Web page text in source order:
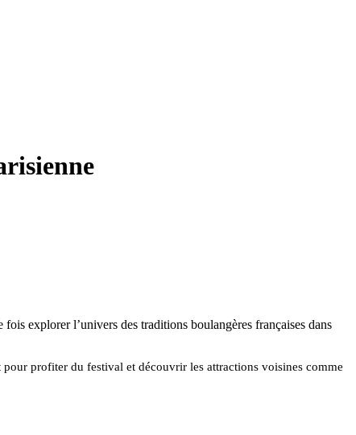
explorer l’univers des traditions boulangères françaises dans
profiter du festival et découvrir les attractions voisines comme